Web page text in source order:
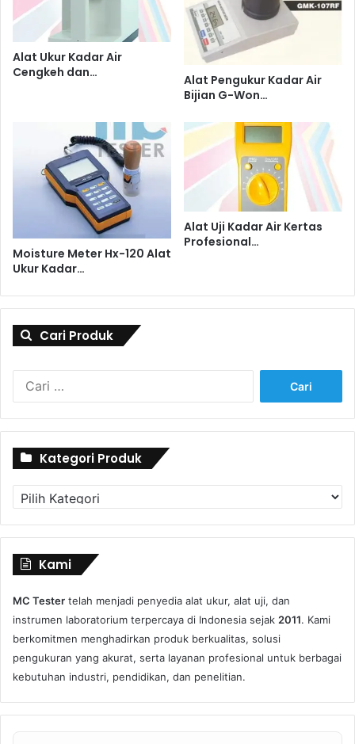
Alat Ukur Kadar Air
Cengkeh dan…
Alat Pengukur Kadar Air
Bijian G-Won…
Moisture Meter Hx-120 Alat
Ukur Kadar…
Alat Uji Kadar Air Kertas
Profesional…
Cari Produk
Kategori Produk
Kategori
Produk
Kami
MC Tester telah menjadi penyedia alat ukur, alat uji, dan
instrumen laboratorium terpercaya di Indonesia sejak 2011. Kami
berkomitmen menghadirkan produk berkualitas, solusi
pengukuran yang akurat, serta layanan profesional untuk berbagai
kebutuhan industri, pendidikan, dan penelitian.